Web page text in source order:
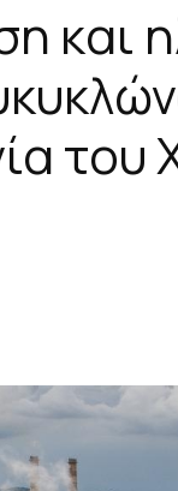
και
του